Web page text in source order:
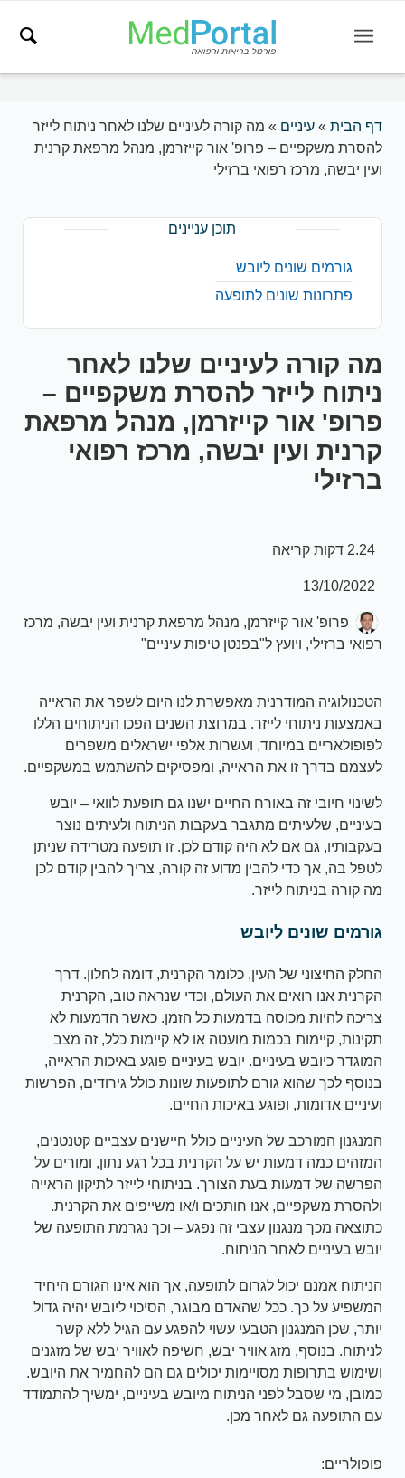
דף הבית» עיניים » מה קורה לעיניים שלנו לאחר ניתוח לייזר
להסרת משקפיים – פרופ' אור קייזרמן, מנהל מרפאת קרנית
ועין יבשה, מרכז רפואי ברזילי
תוכן עניינים
גורמים שונים ליובש
פתרונות שונים לתופעה
מה קורה לעיניים שלנו לאחר
ניתוח לייזר להסרת משקפיים –
פרופ' אור קייזרמן, מנהל מרפאת
קרנית ועין יבשה, מרכז רפואי
ברזילי
2.24 דקות קריאה
13/10/2022
פרופ' אור קייזרמן, מנהל מרפאת קרנית ועין יבשה, מרכז
רפואי ברזילי, ויועץ ל"בפנטן טיפות עיניים"
הטכנולוגיה המודרנית מאפשרת לנו היום לשפר את הראייה
באמצעות ניתוחי לייזר. במרוצת השנים הפכו הניתוחים הללו
לפופולאריים במיוחד, ועשרות אלפי ישראלים משפרים
לעצמם בדרך זו את הראייה, ומפסיקים להשתמש במשקפיים.
לשינוי חיובי זה באורח החיים ישנו גם תופעת לוואי – יובש
בעיניים, שלעיתים מתגבר בעקבות הניתוח ולעיתים נוצר
בעקבותיו, גם אם לא היה קודם לכן. זו תופעה מטרידה שניתן
לטפל בה, אך כדי להבין מדוע זה קורה, צריך להבין קודם לכן
מה קורה בניתוח לייזר.
גורמים שונים ליובש
החלק החיצוני של העין, כלומר הקרנית, דומה לחלון. דרך
הקרנית אנו רואים את העולם, וכדי שנראה טוב, הקרנית
צריכה להיות מכוסה בדמעות כל הזמן. כאשר הדמעות לא
תקינות, קיימות בכמות מועטה או לא קיימות כלל, זה מצב
המוגדר כיובש בעיניים. יובש בעיניים פוגע באיכות הראייה,
בנוסף לכך שהוא גורם לתופעות שונות כולל גירודים, הפרשות
ועיניים אדומות, ופוגע באיכות החיים.
המנגנון המורכב של העיניים כולל חיישנים עצביים קטנטנים,
המזהים כמה דמעות יש על הקרנית בכל רגע נתון, ומורים על
הפרשה של דמעות בעת הצורך. בניתוחי לייזר לתיקון הראייה
ולהסרת משקפיים, אנו חותכים ו/או משייפים את הקרנית.
כתוצאה מכך מנגנון עצבי זה נפגע – וכך נגרמת התופעה של
יובש בעיניים לאחר הניתוח.
הניתוח אמנם יכול לגרום לתופעה, אך הוא אינו הגורם היחיד
המשפיע על כך. ככל שהאדם מבוגר, הסיכוי ליובש יהיה גדול
יותר, שכן המנגנון הטבעי עשוי להפגע עם הגיל ללא קשר
לניתוח. בנוסף, מזג אוויר יבש, חשיפה לאוויר יבש של מזגנים
ושימוש בתרופות מסויימות יכולים גם הם להחמיר את היובש.
כמובן, מי שסבל לפני הניתוח מיובש בעיניים, ימשיך להתמודד
עם התופעה גם לאחר מכן.
פופולריים: